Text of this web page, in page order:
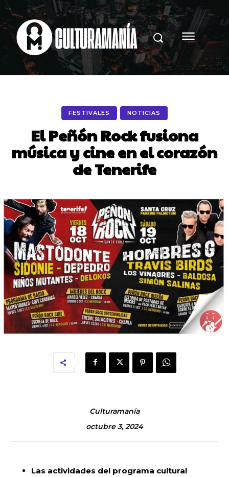
FESTIVALES NOTICIAS
El Peñón Rock fusiona
música y cine en el corazón
de Tenerife
Culturamanía
octubre 3, 2024
Las actividades del programa cultural